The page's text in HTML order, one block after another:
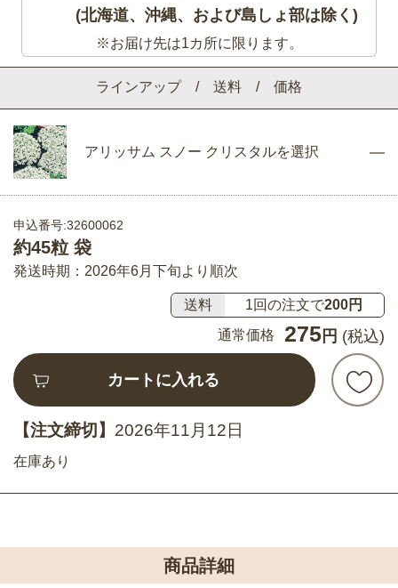
ラインアップ / 送料 / 価格
アリッサム スノー クリスタルを選択
申込番号:32600062
約45粒 袋
発送時期：2026年6月下旬より順次
送料 1回の注文で200円
通常価格
275 円 (税込)
カートに入れる
【注文締切】 2026年11月12日
在庫あり
(北海道、沖縄、および島しょ部は除く)
※お届け先は1カ所に限ります。
商品詳細